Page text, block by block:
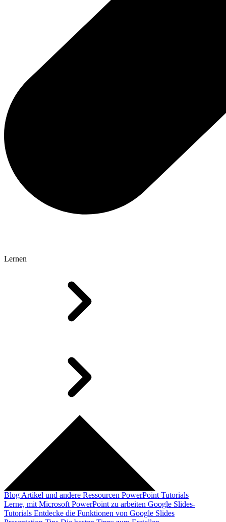
Lernen
Blog Artikel und andere Ressourcen PowerPoint Tutorials
Lerne, mit Microsoft PowerPoint zu arbeiten Google Slides-
Tutorials Entdecke die Funktionen von Google Slides